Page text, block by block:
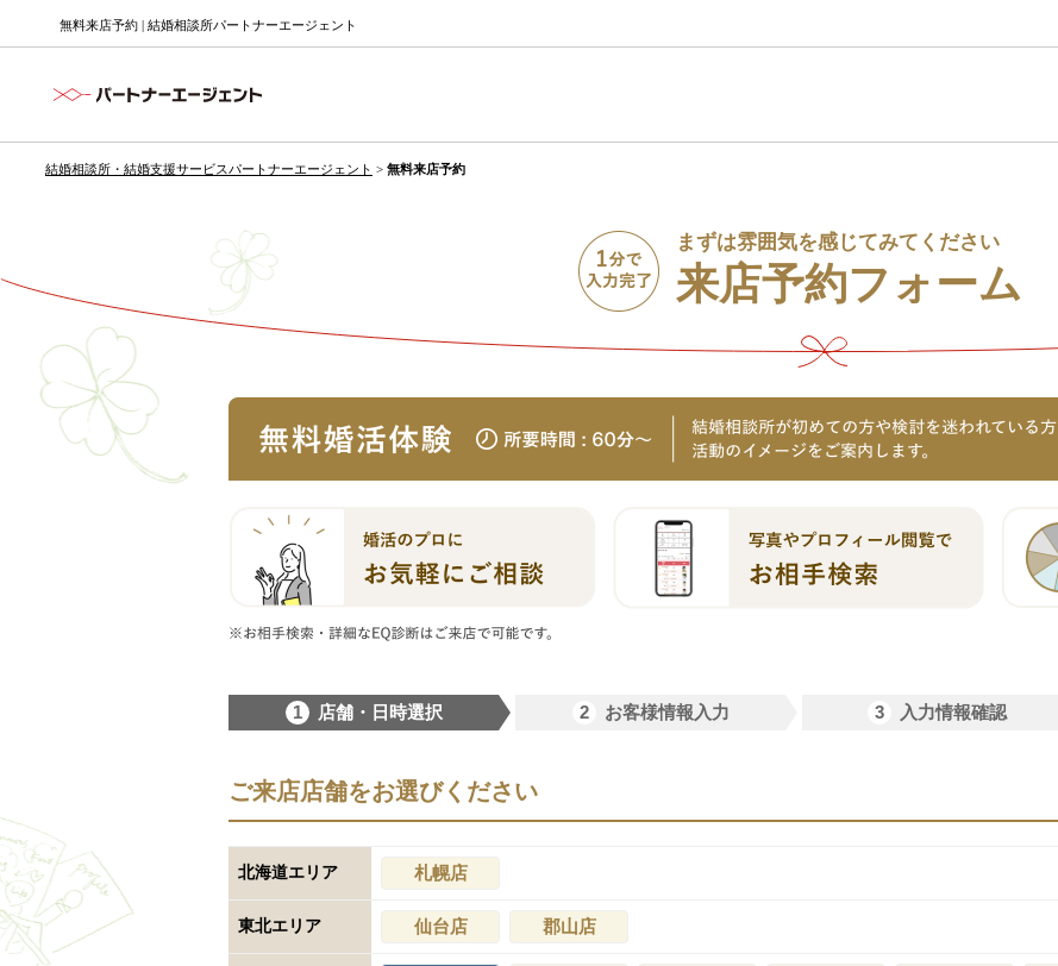
無料来店予約 | 結婚相談所パートナーエージェント
結婚相談所・結婚支援サービスパートナーエージェント > 無料来店予約
まずは雰囲気を感じてみてください
来店予約フォーム
1 店舗・日時選択 2 お客様情報入力 3 入力情報確認
ご来店店舗をお選びください
北海道エリア 札幌店
東北エリア 仙台店 郡山店